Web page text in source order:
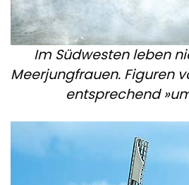
Im Südwesten leben
Meerjungfrauen. Figuren
entsprechend